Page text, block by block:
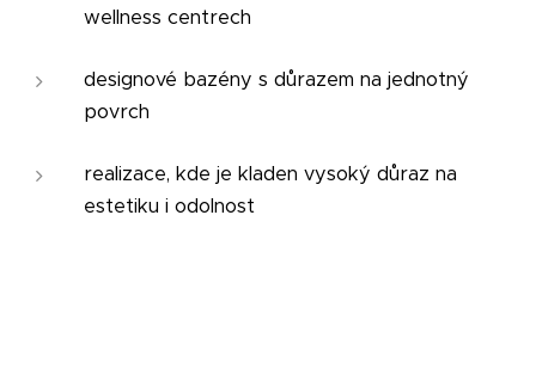
wellness centrech
designové bazény s důrazem na jednotný
povrch
realizace, kde je kladen vysoký důraz na
estetiku i odolnost